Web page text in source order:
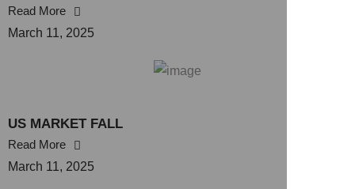
Read More
March 11, 2025
US MARKET FALL
Read More
March 11, 2025